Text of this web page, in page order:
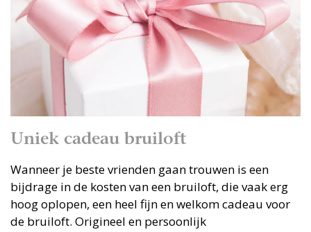
Uniek cadeau bruiloft
Wanneer je beste vrienden gaan trouwen is een
bijdrage in de kosten van een bruiloft, die vaak erg
hoog oplopen, een heel fijn en welkom cadeau voor
de bruiloft. Origineel en persoonlijk